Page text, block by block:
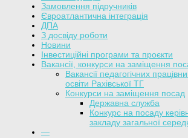
Замовлення підручників
Євроатлантична інтеграція
ДПА
З досвіду роботи
Новини
Інвестиційні програми та проєкти
Вакансії, конкурси на заміщення
Вакансії педагогічних
освіти Рахівської ТГ
Конкурси на заміщення посад
Державна служба
Конкурс на посаду
закладу загальної
—